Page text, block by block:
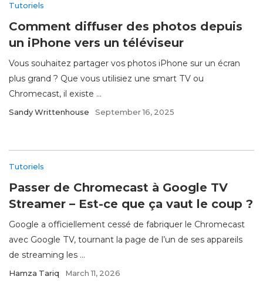
Tutoriels
Comment diffuser des photos depuis
un iPhone vers un téléviseur
Vous souhaitez partager vos photos iPhone sur un écran
plus grand ? Que vous utilisiez une smart TV ou
Chromecast, il existe ...
Sandy Writtenhouse September 16, 2025
Tutoriels
Passer de Chromecast à Google TV
Streamer – Est-ce que ça vaut le coup ?
Google a officiellement cessé de fabriquer le Chromecast
avec Google TV, tournant la page de l’un de ses appareils
de streaming les ...
Hamza Tariq March 11, 2026